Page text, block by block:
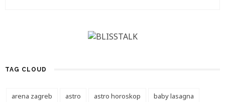
TAG CLOUD
arena zagreb astro astro horoskop
baby lasagna